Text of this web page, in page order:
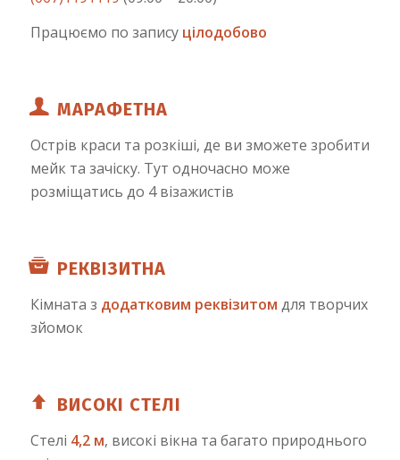
Працюємо по запису цілодобово
МАРАФЕТНА
Острів краси та розкіші, де ви зможете зробити
мейк та зачіску. Тут одночасно може
розміщатись до 4 візажистів
РЕКВІЗИТНА
Кімната з додатковим реквізитом для творчих
зйомок
ВИСОКІ СТЕЛІ
Стелі 4,2 м, високі вікна та багато природнього